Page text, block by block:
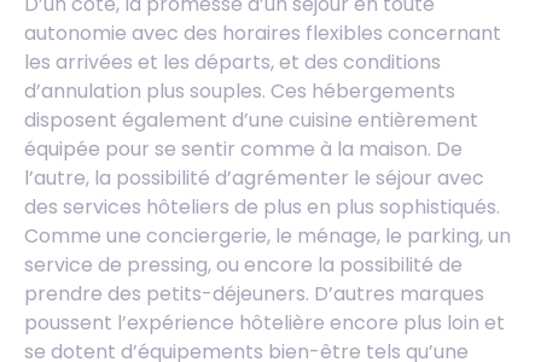
autonomie avec des horaires flexibles concernant
les arrivées et les départs, et des conditions
d’annulation plus souples. Ces hébergements
disposent également d’une cuisine entièrement
équipée pour se sentir comme à la maison. De
l’autre, la possibilité d’agrémenter le séjour avec
des services hôteliers de plus en plus sophistiqués.
Comme une conciergerie, le ménage, le parking, un
service de pressing, ou encore la possibilité de
prendre des petits-déjeuners. D’autres marques
poussent l’expérience hôtelière encore plus loin et
se dotent d’équipements bien-être tels qu’une